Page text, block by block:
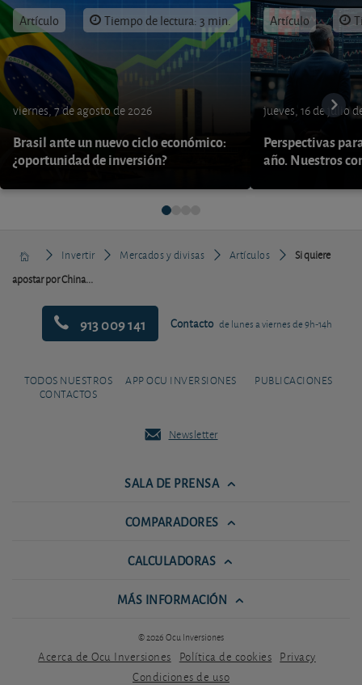
Artículo Tiempo de lectura: 3 min.
viernes, 7 de agosto de 2026
Brasil ante un nuevo ciclo económico:
¿oportunidad de inversión?
Artículo
jueves, 16 de julio
Perspectivas
año. Nuestros
Invertir Mercados y divisas Artículos
Si quiere
apostar por China...
913 009 141 Contacto de lunes a viernes de 9h-14h
TODOS NUESTROS
CONTACTOS
APP OCU INVERSIONES PUBLICACIONES
Newsletter
SALA DE PRENSA
COMPARADORES
CALCULADORAS
MÁS INFORMACIÓN
© 2026 Ocu Inversiones
Acerca de Ocu Inversiones Política de cookies Privacy
Condiciones de uso